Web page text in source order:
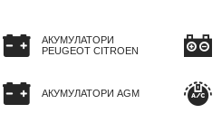
АКУМУЛАТОРИ
PEUGEOT CITROEN
АКУМУЛАТОРИ AGM